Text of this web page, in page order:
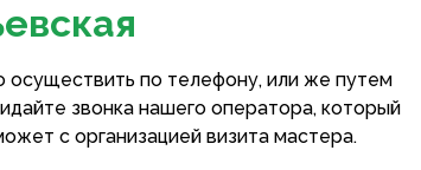
осуществить по телефону, или же путем
звонка нашего оператора, который
с организацией визита мастера.